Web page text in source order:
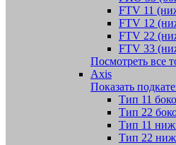
FTV 11
FTV 12
FTV 22
FTV 33
Посмотреть все
Axis
Показать
Тип 11
Тип 22
Тип 11
Тип 22